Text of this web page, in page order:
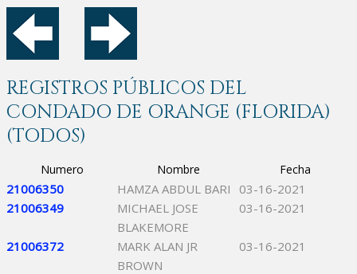
REGISTROS PÚBLICOS DEL
CONDADO DE ORANGE (FLORIDA)
(TODOS)
Numero Nombre Fecha
21006350 HAMZA ABDUL BARI
03-16-2021
21006349
MICHAEL JOSE
BLAKEMORE
03-16-2021
21006372
MARK ALAN JR
BROWN
03-16-2021